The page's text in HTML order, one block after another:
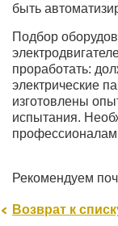
быть
Подбор
проработать:
электрические
изготовлены
испытания.
Рекомендуем
Возврат к